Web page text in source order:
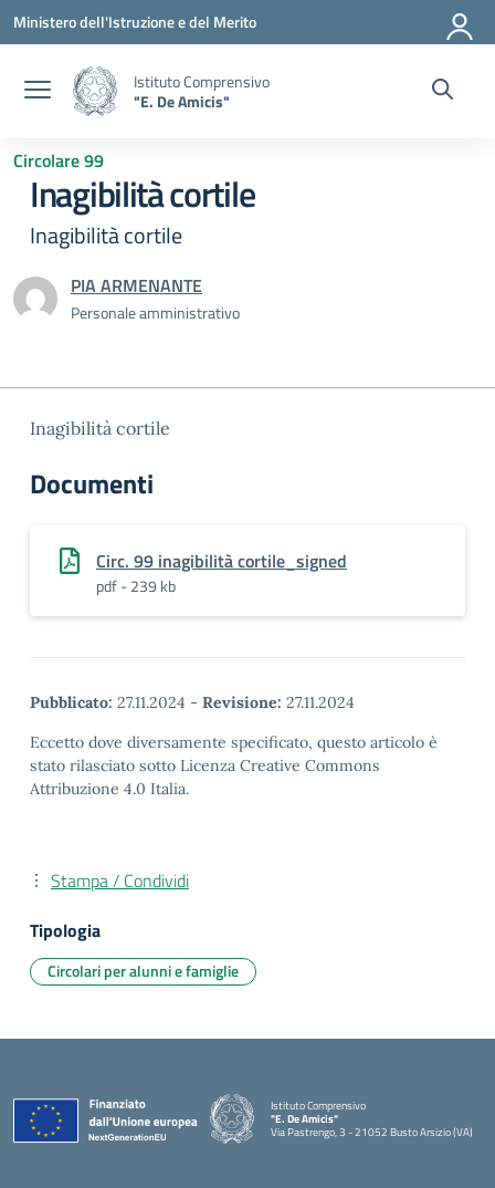
Vai ai contenuti
Vai al menu di navigazione
Vai al footer
Ministero dell'Istruzione e del Merito
Istituto Comprensivo
"E. De Amicis"
Circolare 99
Inagibilità cortile
Inagibilità cortile
PIA ARMENANTE
Personale amministrativo
Inagibilità cortile
Documenti
Circ. 99 inagibilità cortile_signed
pdf - 239 kb
Pubblicato: 27.11.2024 - Revisione: 27.11.2024
Eccetto dove diversamente specificato, questo articolo è
stato rilasciato sotto Licenza Creative Commons
Attribuzione 4.0 Italia.
Stampa / Condividi
Tipologia
Circolari per alunni e famiglie
Istituto Comprensivo
"E. De Amicis"
Via Pastrengo, 3 - 21052 Busto Arsizio (VA)